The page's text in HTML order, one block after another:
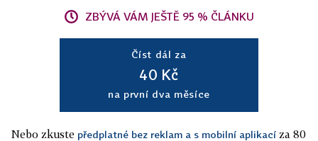
ZBÝVÁ VÁM JEŠTĚ 95 % ČLÁNKU
Číst dál za
40 Kč
na první dva měsíce
Nebo zkuste předplatné bez reklam a s mobilní aplikací za 80